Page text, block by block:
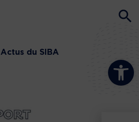
Ouvrir la
Actus du SIBA